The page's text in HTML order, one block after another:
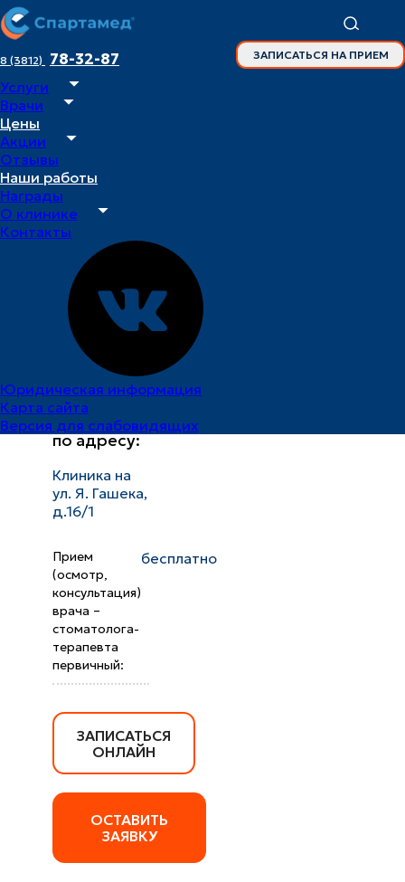
8 (3812) 78-32-87 ЗАПИСАТЬСЯ НА ПРИЕМ
Услуги
Врачи
Цены
Акции
Отзывы
Наши работы
Награды
О клинике
Контакты
Юридическая информация
Карта сайта
Версия для слабовидящих
Главная
Врачи
врач –
стоматолог-
терапевт
Белоусова
Мария
Михайловна
Специалист
принимает
по адресу:
Клиника на
ул. Я. Гашека,
д.16/1
Прием
(осмотр,
консультация)
врача –
стоматолога-
терапевта
первичный:
бесплатно
ЗАПИСАТЬСЯ
ОНЛАЙН
ОСТАВИТЬ
ЗАЯВКУ